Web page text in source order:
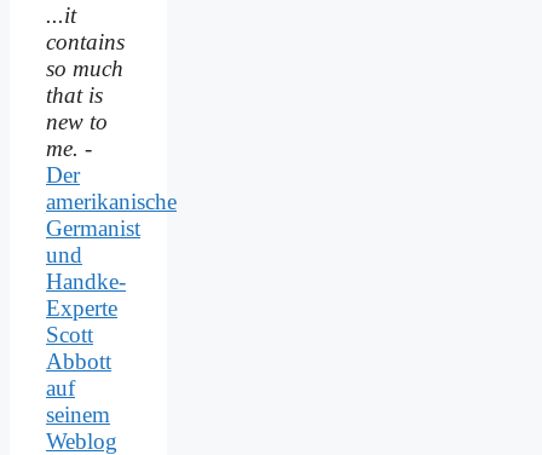
...it
contains
so much
that is
new to
me. -
Der
amerikanische
Germanist
und
Handke-
Experte
Scott
Abbott
auf
seinem
Weblog